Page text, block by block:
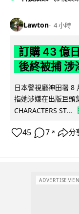
Lawton 4 小時
訂購 43 億
後終被捕 涉
日本警視廳神田署 8
指她涉嫌在出版巨頭
CHARACTERS ST...
45 7 ↗ 分